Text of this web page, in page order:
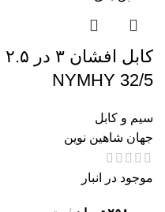
NYMHY 32/5
سیم و کابل
جهان شاهین نوین
موجود در انبار